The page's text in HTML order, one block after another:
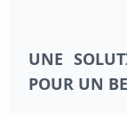
UNE
POUR UN